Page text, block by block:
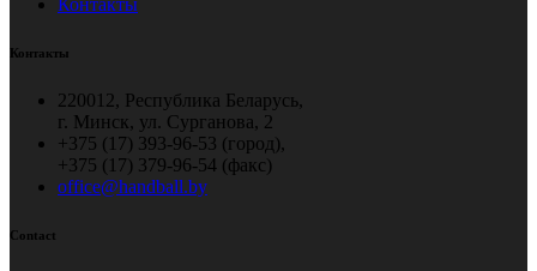
Контакты
Контакты
220012, Республика Беларусь,
г. Минск, ул. Сурганова, 2
+375 (17) 393-96-53 (город),
+375 (17) 379-96-54 (факс)
office@handball.by
Contact